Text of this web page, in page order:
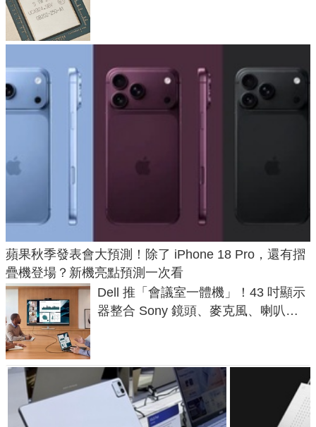
蘋果秋季發表會大預測！除了 iPhone 18 Pro，還有摺
疊機登場？新機亮點預測一次看
Dell 推「會議室一體機」！43 吋顯示
器整合 Sony 鏡頭、麥克風、喇叭，